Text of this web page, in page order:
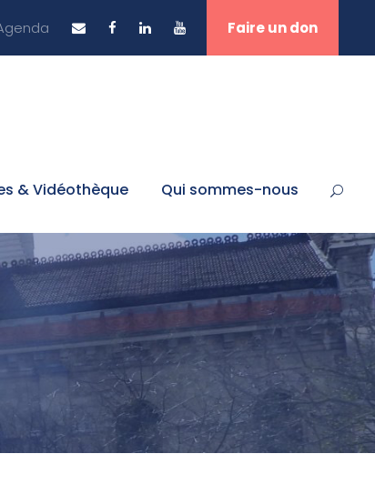
Faire un don
& Vidéothèque Qui sommes-nous